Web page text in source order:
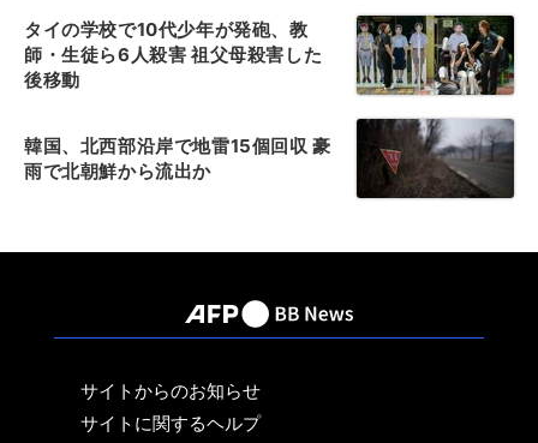
タイの学校で10代少年が発砲、教
師・生徒ら6人殺害 祖父母殺害した
後移動
韓国、北西部沿岸で地雷15個回収 豪
雨で北朝鮮から流出か
サイトからのお知らせ
サイトに関するヘルプ